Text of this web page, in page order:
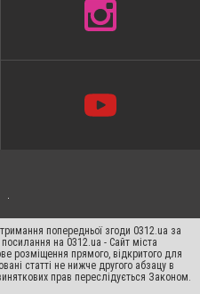
попередньої згоди 0312.ua за
на 0312.ua - Сайт міста
розміщення прямого, відкритого для
статті не нижче другого абзацу в
прав переслідується Законом.